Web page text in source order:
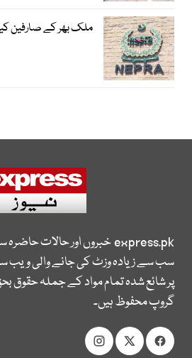
ملک بھر کے صارفین
express.pkخبروں اور حالات
سب سے زیادہ وزٹ کی جانے والی
پر شائع شدہ تمام مواد کے جملہ حقوق
گروپ محفوظ ہیں۔